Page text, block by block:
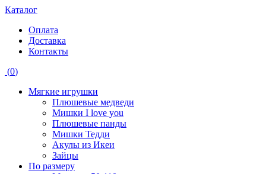
Каталог
Оплата
Доставка
Контакты
(0)
Мягкие игрушки
Плюшевые медведи
Мишки I love you
Плюшевые панды
Мишки Тедди
Акулы из Икеи
Зайцы
По размеру